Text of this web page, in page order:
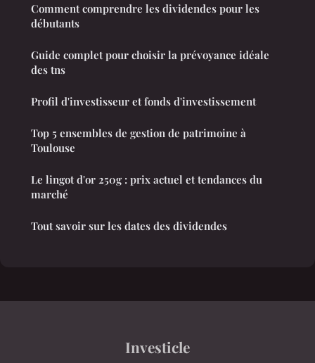
Comment comprendre les dividendes pour les
débutants
Guide complet pour choisir la prévoyance idéale
des tns
Profil d'investisseur et fonds d'investissement
Top 5 ensembles de gestion de patrimoine à
Toulouse
Le lingot d'or 250g : prix actuel et tendances du
marché
Tout savoir sur les dates des dividendes
Investicle